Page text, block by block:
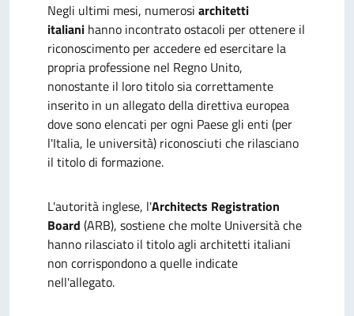
Negli ultimi mesi, numerosi architetti
italiani hanno incontrato ostacoli per ottenere il
riconoscimento per accedere ed esercitare la
propria professione nel Regno Unito,
nonostante il loro titolo sia correttamente
inserito in un allegato della direttiva europea
dove sono elencati per ogni Paese gli enti (per
l'Italia, le università) riconosciuti che rilasciano
il titolo di formazione.
L'autorità inglese, l'Architects Registration
Board (ARB), sostiene che molte Università che
hanno rilasciato il titolo agli architetti italiani
non corrispondono a quelle indicate
nell'allegato.